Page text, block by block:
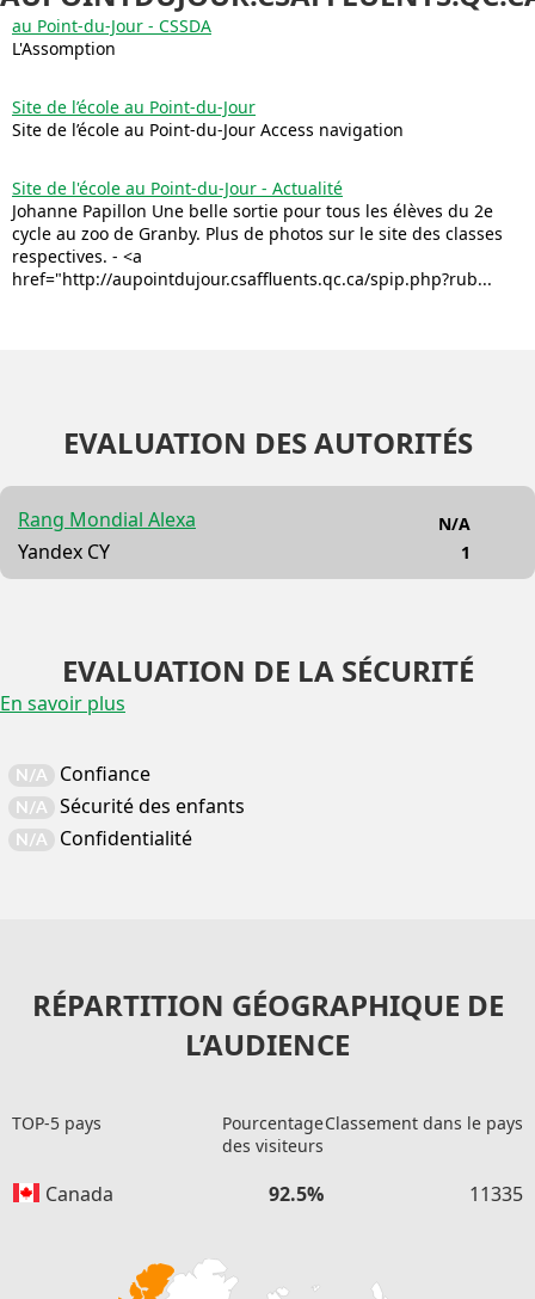
au Point-du-Jour - CSSDA
L'Assomption
Site de l’école au Point-du-Jour
Site de l’école au Point-du-Jour Access navigation
Site de l'école au Point-du-Jour - Actualité
Johanne Papillon Une belle sortie pour tous les élèves du 2e
cycle au zoo de Granby. Plus de photos sur le site des classes
respectives. - <a
href="http://aupointdujour.csaffluents.qc.ca/spip.php?rub...
EVALUATION DES AUTORITÉS
Rang Mondial Alexa
Yandex CY
N/A
1
EVALUATION DE LA SÉCURITÉ
En savoir plus
N/A Confiance
N/A Sécurité des enfants
N/A Confidentialité
RÉPARTITION GÉOGRAPHIQUE DE
L’AUDIENCE
TOP-5 pays
Pourcentage
des visiteurs
Classement dans le pays
Canada 92.5% 11335